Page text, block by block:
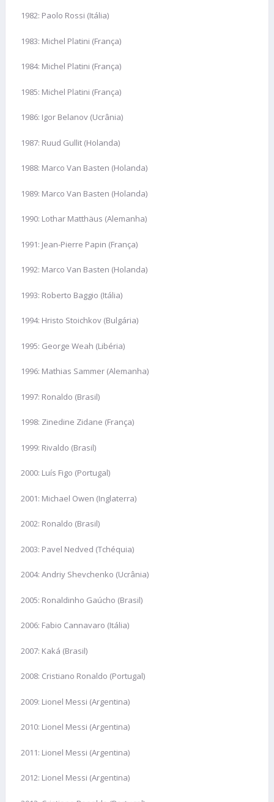
1982: Paolo Rossi (Itália)
1983: Michel Platini (França)
1984: Michel Platini (França)
1985: Michel Platini (França)
1986: Igor Belanov (Ucrânia)
1987: Ruud Gullit (Holanda)
1988: Marco Van Basten (Holanda)
1989: Marco Van Basten (Holanda)
1990: Lothar Matthäus (Alemanha)
1991: Jean-Pierre Papin (França)
1992: Marco Van Basten (Holanda)
1993: Roberto Baggio (Itália)
1994: Hristo Stoichkov (Bulgária)
1995: George Weah (Libéria)
1996: Mathias Sammer (Alemanha)
1997: Ronaldo (Brasil)
1998: Zinedine Zidane (França)
1999: Rivaldo (Brasil)
2000: Luís Figo (Portugal)
2001: Michael Owen (Inglaterra)
2002: Ronaldo (Brasil)
2003: Pavel Nedved (Tchéquia)
2004: Andriy Shevchenko (Ucrânia)
2005: Ronaldinho Gaúcho (Brasil)
2006: Fabio Cannavaro (Itália)
2007: Kaká (Brasil)
2008: Cristiano Ronaldo (Portugal)
2009: Lionel Messi (Argentina)
2010: Lionel Messi (Argentina)
2011: Lionel Messi (Argentina)
2012: Lionel Messi (Argentina)